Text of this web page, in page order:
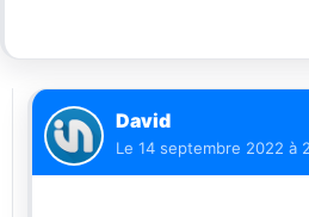
David
Le 14 septembre 2022 à